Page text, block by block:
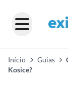
Início Guias
Kosice?